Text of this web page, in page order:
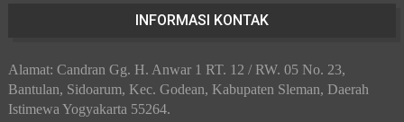
INFORMASI KONTAK
Alamat: Candran Gg. H. Anwar 1 RT. 12 / RW. 05 No. 23,
Bantulan, Sidoarum, Kec. Godean, Kabupaten Sleman, Daerah
Istimewa Yogyakarta 55264.